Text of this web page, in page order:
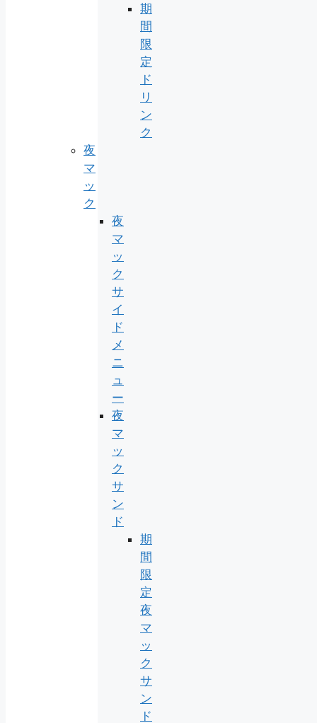
期
間
限
定
ド
リ
ン
ク
夜
マ
ッ
ク
夜
マ
ッ
ク
サ
イ
ド
メ
ニ
ュ
ー
夜
マ
ッ
ク
サ
ン
ド
期
間
限
定
夜
マ
ッ
ク
サ
ン
ド